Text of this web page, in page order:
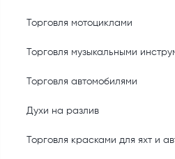
Торговля мотоциклами
Торговля музыкальными
Торговля автомобилями
Духи на разлив
Торговля красками для яхт и